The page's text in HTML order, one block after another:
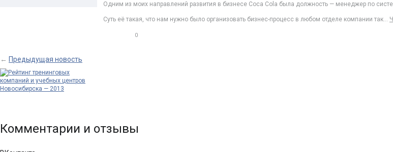
Одним из моих направлений развития в бизнесе Coca Cola была должность — менеджер по
Суть её такая, что нам нужно было организовать бизнес-процесс в любом отделе компании так…
0
← Предыдущая новость
центров
Комментарии и отзывы